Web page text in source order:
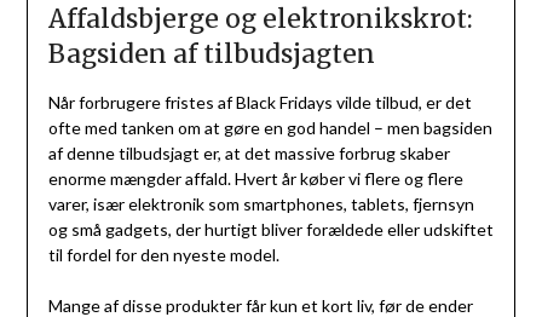
Affaldsbjerge og elektronikskrot:
Bagsiden af tilbudsjagten
Når forbrugere fristes af Black Fridays vilde tilbud, er det
ofte med tanken om at gøre en god handel – men bagsiden
af denne tilbudsjagt er, at det massive forbrug skaber
enorme mængder affald. Hvert år køber vi flere og flere
varer, især elektronik som smartphones, tablets, fjernsyn
og små gadgets, der hurtigt bliver forældede eller udskiftet
til fordel for den nyeste model.
Mange af disse produkter får kun et kort liv, før de ender